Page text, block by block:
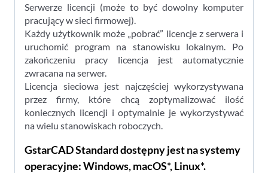
Serwerze licencji (może to być dowolny komputer
pracujący w sieci firmowej).
Każdy użytkownik może „pobrać” licencje z serwera i
uruchomić program na stanowisku lokalnym. Po
zakończeniu pracy licencja jest automatycznie
zwracana na serwer.
Licencja sieciowa jest najczęściej wykorzystywana
przez firmy, które chcą zoptymalizować ilość
koniecznych licencji i optymalnie je wykorzystywać
na wielu stanowiskach roboczych.
GstarCAD Standard dostępny jest na systemy
operacyjne: Windows, macOS*, Linux*.